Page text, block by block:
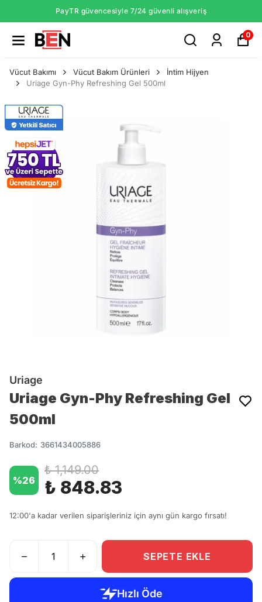
PayTR güvencesiyle 7/24 güvenli alışveriş
0
Vücut Bakımı Vücut Bakım Ürünleri
İntim Hijyen
Uriage Gyn-Phy Refreshing Gel 500ml
Uriage
Uriage Gyn-Phy Refreshing Gel
500ml
Barkod: 3661434005886
%26
₺ 1,149.00
₺ 848.83
12:00'a kadar verilen siparişleriniz için aynı gün kargo fırsatı!
SEPETE EKLE